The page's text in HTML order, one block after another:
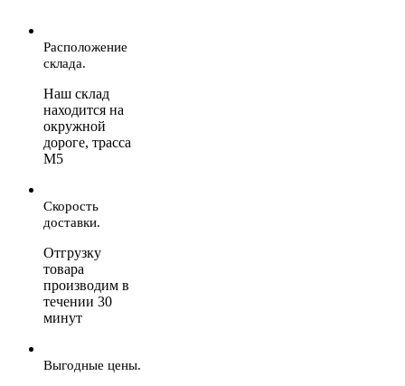
Расположение
склада.
Наш склад
находится на
окружной
дороге, трасса
М5
Скорость
доставки.
Отгрузку
товара
производим в
течении 30
минут
Выгодные цены.